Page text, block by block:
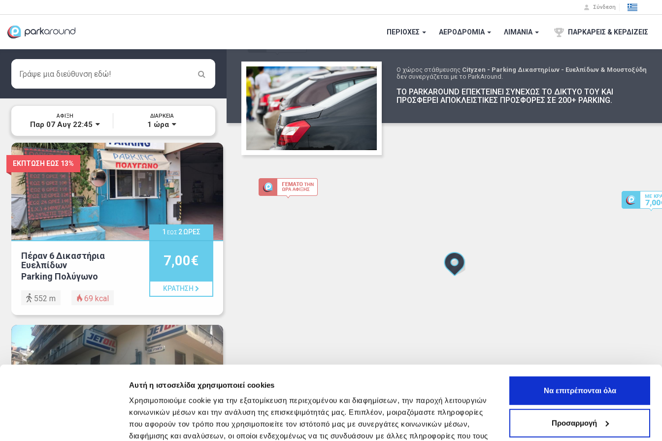
Αυτή η ιστοσελίδα χρησιμοποιεί cookies
Χρησιμοποιούμε cookie για την εξατομίκευση περιεχομένου και διαφημίσεων, την παροχή λειτουργιών
κοινωνικών μέσων και την ανάλυση της επισκεψιμότητάς μας. Επιπλέον, μοιραζόμαστε πληροφορίες
που αφορούν τον τρόπο που χρησιμοποιείτε τον ιστότοπό μας με συνεργάτες κοινωνικών μέσων,
διαφήμισης και αναλύσεων, οι οποίοι ενδεχομένως να τις συνδυάσουν με άλλες πληροφορίες που τους
Να επιτρέπονται όλα
Προσαρμογή
Σύνδεση
ΠΕΡΙΟΧΕΣ ΑΕΡΟΔΡΟΜΙA ΛΙΜΑΝΙΑ ΠΑΡΚΑΡΕΙΣ & ΚΕΡΔΙΖΕΙΣ
Ο χώρος στάθμευσης Cityzen - Parking Δικαστηρίων - Ευελπίδων & Μουστοξύδη
δεν συνεργάζεται με το ParkAround.
ΤΟ PARKAROUND ΕΠΕΚΤΕΙΝΕΙ ΣΥΝΕΧΩΣ ΤΟ ΔΙΚΤΥΟ ΤΟΥ ΚΑΙ
ΠΡΟΣΦΕΡΕΙ ΑΠΟΚΛΕΙΣΤΙΚΕΣ ΠΡΟΣΦΟΡΕΣ ΣΕ 200+ PARKING.
ΑΦΙΞΗ
Παρ 07 Αυγ 22:45
ΔΙΑΡΚΕΙΑ
1 ώρα
ΕΚΠΤΩΣΗ ΕΩΣ 13%
Πέραν 6 Δικαστήρια
Ευελπίδων
Parking Πολύγωνο
552 m 69 kcal
1 ΕΩΣ 2ΩΡΕΣ
7,00€
ΚΡΑΤΗΣΗ
1ΩΡΑ